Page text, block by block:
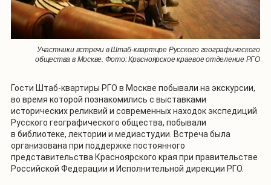
Участники встречи в Штаб-квартире Русского географического
общества в Москве. Фото: Красноярское краевое отделение РГО
Гости Штаб-квартиры РГО в Москве побывали на экскурсии,
во время которой познакомились с выставками
исторических реликвий и современных находок экспедиций
Русского географического общества, побывали
в библиотеке, лектории и медиастудии. Встреча была
организована при поддержке постоянного
представительства Красноярского края при правительстве
Российской Федерации и Исполнительной дирекции РГО.